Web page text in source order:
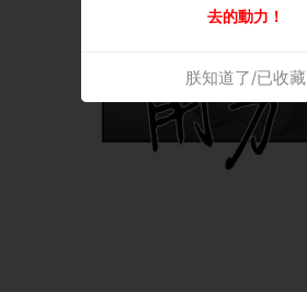
去的動力！
朕知道了/已收藏